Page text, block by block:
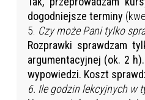
dogodniejsze terminy
5. Czy może Pani tylko
Rozprawki sprawdzam
argumentacyjnej (ok. 2
wypowiedzi. Koszt
6. Ile godzin lekcyjnych w